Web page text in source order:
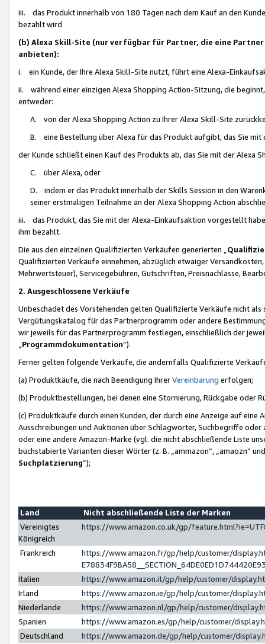
iii. das Produkt innerhalb von 180 Tagen nach dem Kauf an den
bezahlt wird
(b) Alexa Skill-Site (nur verfügbar für Partner, die eine
anbieten):
i. ein Kunde, der Ihre Alexa Skill-Site nutzt, führt eine Alexa-
ii. während einer einzigen Alexa Shopping Action-Sitzung, die
entweder:
A. von der Alexa Shopping Action zu Ihrer Alexa Skill-Site
B. eine Bestellung über Alexa für das Produkt aufgibt, das Sie mit
der Kunde schließt einen Kauf des Produkts ab, das Sie mit der Alexa
C. über Alexa, oder
D. indem er das Produkt innerhalb der Skills Session in den
seiner erstmaligen Teilnahme an der Alexa Shopping Action
iii. das Produkt, das Sie mit der Alexa-Einkaufsaktion vorgestellt
ihm bezahlt.
Die aus den einzelnen Qualifizierten Verkäufen generierten „
Qualifizierten Verkäufe einnehmen, abzüglich etwaiger
Mehrwertsteuer), Servicegebühren, Gutschriften, Preisnachlässe,
2. Ausgeschlossene Verkäufe
Unbeschadet des Vorstehenden gelten Qualifizierte Verkäufe nicht
Vergütungskatalog für das Partnerprogramm oder andere
wir jeweils für das Partnerprogramm festlegen, einschließlich der
Programmdokumentation“).
Ferner gelten folgende Verkäufe, die andernfalls Qualifizierte
(a) Produktkäufe, die nach Beendigung IhrerVereinbarung erfolgen;
(b) Produktbestellungen, bei denen eine Stornierung, Rückgabe oder
(c) Produktkäufe durch einen Kunden, der durch eine Anzeige auf
Ausschreibungen und Auktionen über Schlagwörter, Suchbegriffe
oder eine andere Amazon-Marke (vgl. die nicht abschließende Liste
buchstabierte Varianten dieser Wörter (z. B. „ammazon“, „amaozn“
Suchplatzierung”);
Land
Nicht abschließende Liste der Marken
Vereinigtes
Königreich
https://www.amazon.co.uk/gp/
Frankreich
https://www.amazon.fr/gp/help/customer/
Italien
https://www.amazon.it/gp/help/customer/
Irland
https://www.amazon.ie/gp/help/customer/
Niederlande
https://www.amazon.nl/gp/help/customer/
Spanien
https://www.amazon.es/gp/help/customer/
Deutschland
https://www.amazon.de/gp/help/customer/